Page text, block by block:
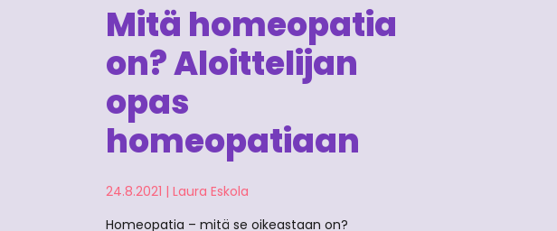
Mitä homeopatia
on? Aloittelijan
opas
homeopatiaan
24.8.2021 | Laura Eskola
Homeopatia – mitä se oikeastaan on?